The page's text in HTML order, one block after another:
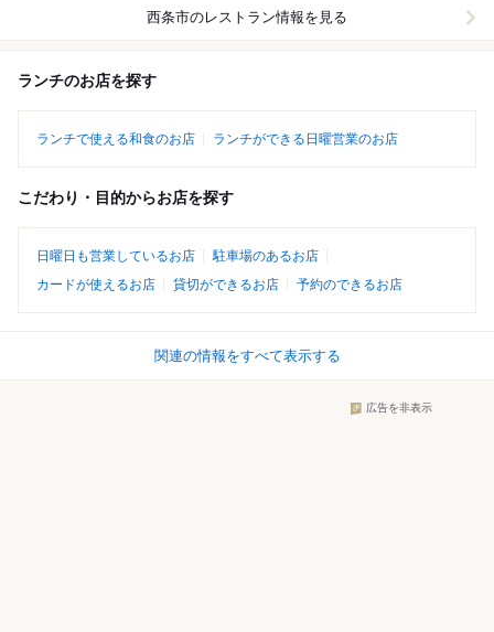
西条市のレストラン情報を見る
ランチのお店を探す
ランチで使える和食のお店 ランチができる日曜営業のお店
こだわり・目的からお店を探す
日曜日も営業しているお店
駐車場のあるお店
カードが使えるお店
貸切ができるお店 予約のできるお店
関連の情報をすべて表示する
広告を非表示